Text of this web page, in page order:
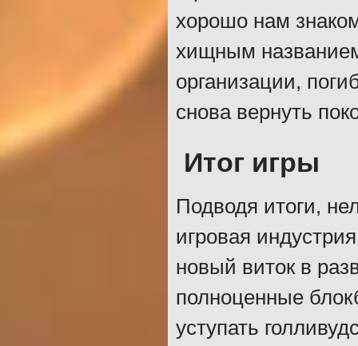
хорошо нам
хищным
организации,
снова вернуть
Итог игры
Подводя итоги,
игровая
новый виток в
полноценные
уступать